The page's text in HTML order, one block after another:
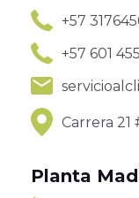
+57
+57 601
Carrera 21
Planta